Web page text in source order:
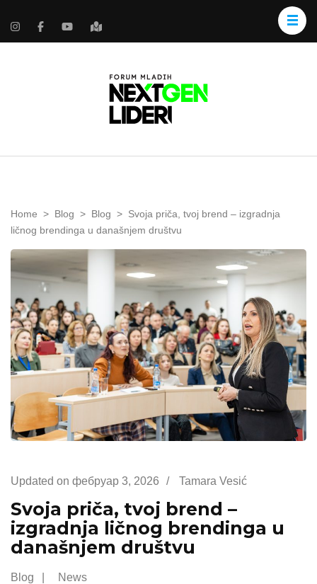
Home > Blog > Blog > Svoja priča, tvoj brend – izgradnja
ličnog brendinga u današnjem društvu
Updated on фебруар 3, 2026 / Tamara Vesić
Svoja priča, tvoj brend –
izgradnja ličnog brendinga u
današnjem društvu
Blog
News